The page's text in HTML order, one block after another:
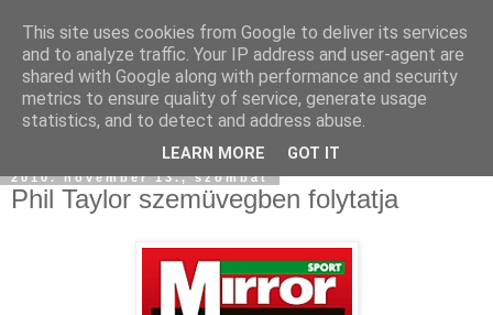
2010. november 13., szombat
Phil Taylor szemüvegben folytatja
This site uses cookies from Google to deliver its services
and to analyze traffic. Your IP address and user-agent are
shared with Google along with performance and security
metrics to ensure quality of service, generate usage
statistics, and to detect and address abuse.
LEARN MORE GOT IT